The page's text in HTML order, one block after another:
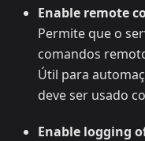
Enable remote
Permite que o
comandos
Útil para
deve ser usado
Enable logging